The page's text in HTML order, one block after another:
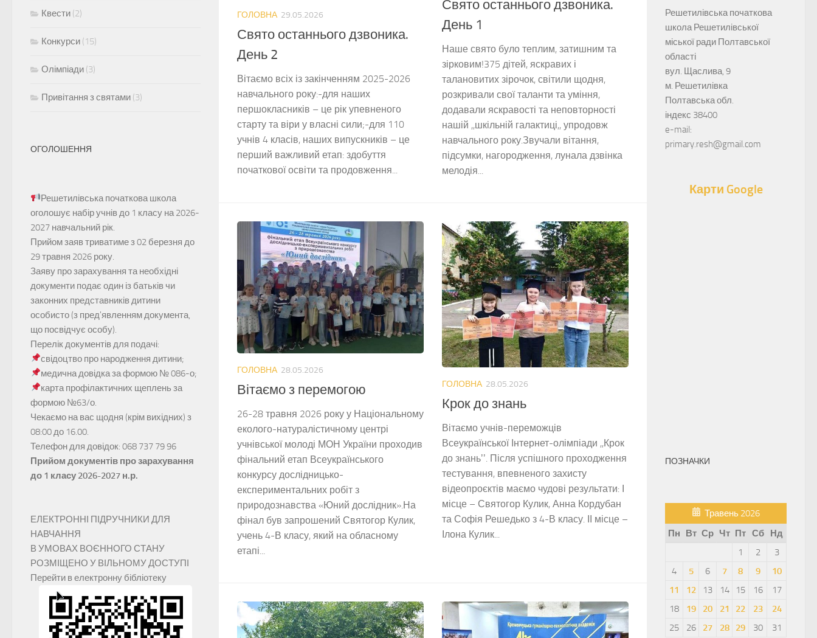
ГОЛОВНА 29.05.2026
Свято останнього дзвоника.
День 2
Вітаємо всіх із закінченням 2025-2026
навчального року:-для наших
першокласників – це рік упевненого
старту та віри у власні сили;-для 110
учнів 4 класів, наших випускників – це
перший важливий етап: здобуття
початкової освіти та продовження...
Свято останнього дзвоника.
День 1
Наше свято було теплим, затишним та
зірковим!375 дітей, яскравих і
талановитих зірочок, світили щодня,
розкривали свої таланти та уміння,
додавали яскравості та неповторності
нашій ,,шкільній галактиці,, упродовж
навчального року.Звучали вітання,
підсумки, нагородження, лунала дзвінка
мелодія...
ГОЛОВНА 28.05.2026
Вітаємо з перемогою
26-28 травня 2026 року у Національному
еколого-натуралістичному центрі
учнівської молоді МОН України проходив
фінальний етап Всеукраїнського
конкурсу дослідницько-
експериментальних робіт з
природознавства «Юний дослідник».На
фінал був запрошений Святогор Кулик,
учень 4-В класу, який на обласному
етапі...
ГОЛОВНА 28.05.2026
Крок до знань
Вітаємо учнів-переможців
Всеукраїнської Інтернет-олімпіади ,,Крок
до знаньʼʼ. Після успішного проходження
тестування, впевненого захисту
відеопроєктів маємо чудові результати: І
місце – Святогор Кулик, Анна Кордубан
та Софія Решедько з 4-В класу. ІІ місце –
Ілона Кулик...
Квести (2)
Конкурси (15)
Олімпіади (3)
Привітання з святами (3)
ОГОЛОШЕННЯ
Решетилівська початкова школа
оголошує набір учнів до 1 класу на 2026-
2027 навчальний рік.
Прийом заявтриватиме з 02 березня до
29 травня 2026 року.
Заяву про зарахування та необхідні
документи подає один із батьків чи
законних представників дитини
особисто (з пред'явленням документа,
що посвідчує особу).
Перелік документів для подачі:
свідоцтво про народження дитини;
медична довідка за формою № 086-о;
карта профілактичних щеплень за
формою №63/о.
Чекаємо на вас щодня (крім вихідних) з
08:00 до 16.00.
Телефон для довідок: 068 737 79 96
Прийом документів про зарахування
до 1 класу 2026-2027 н.р.
ЕЛЕКТРОННІ ПІДРУЧНИКИ ДЛЯ
НАВЧАННЯ
В УМОВАХ ВОЄННОГО СТАНУ
РОЗМІЩЕНО У ВІЛЬНОМУ ДОСТУПІ
Перейти в електронну бібліотеку
Решетилівська початкова
школа Решетилівської
міської ради Полтавської
області
вул. Щаслива, 9
м. Решетилівка
Полтавська обл.
індекс 38400
e-mail:
primary.resh@gmail.com
Карти Google
ПОЗНАЧКИ
Травень 2026
Пн
Вт Ср Чт Пт Сб
Нд
1
2
3
4
5 6 7 8 9
10
11
12 13 14 15 16
17
18
19 20 21 22 23
24
25
26 27 28 29 30
31